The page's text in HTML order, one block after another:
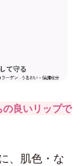
良いリップで
、肌色・な